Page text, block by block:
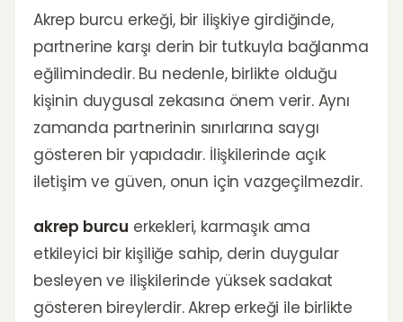
Akrep burcu erkeği, bir ilişkiye girdiğinde,
partnerine karşı derin bir tutkuyla bağlanma
eğilimindedir. Bu nedenle, birlikte olduğu
kişinin duygusal zekasına önem verir. Aynı
zamanda partnerinin sınırlarına saygı
gösteren bir yapıdadır. İlişkilerinde açık
iletişim ve güven, onun için vazgeçilmezdir.
akrep burcu erkekleri, karmaşık ama
etkileyici bir kişiliğe sahip, derin duygular
besleyen ve ilişkilerinde yüksek sadakat
gösteren bireylerdir. Akrep erkeği ile birlikte